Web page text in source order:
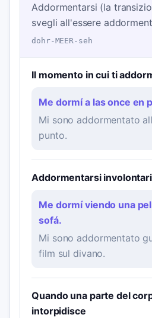
Addormentarsi (la
svegli all'essere
dohr-MEER-seh
Il momento in cui ti
Me dormí a las once en
Mi sono addormentato
punto.
Addormentarsi
Me dormí viendo una
sofá.
Mi sono addormentato
film sul divano.
Quando una parte del
intorpidisce